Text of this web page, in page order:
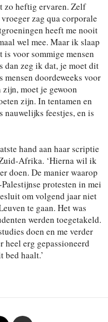
zo heftig ervaren. Zelf
zag qua corporale
heeft me nooit
wel mee. Maar ik slaap
voor sommige mensen
dan zeg ik dat, je moet dit
mensen doordeweeks voor
moet je gewoon
zijn. In tentamen en
feestjes, en is
hand aan haar scriptie
Afrika. ‘Hierna wil ik
doen. De manier waarop
protesten in mei
om volgend jaar niet
te gaan. Het was
werden toegetakeld.
doen en me verder
erg gepassioneerd
bed haalt.’